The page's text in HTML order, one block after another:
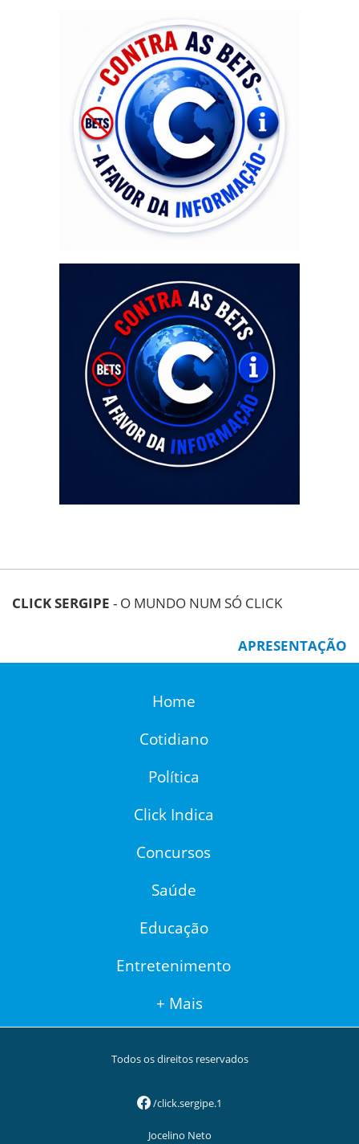
CLICK SERGIPE - O MUNDO NUM SÓ CLICK
APRESENTAÇÃO
Home
Cotidiano
Política
Click Indica
Concursos
Saúde
Educação
Entretenimento
+ Mais
Todos os direitos reservados
/click.sergipe.1
Jocelino Neto